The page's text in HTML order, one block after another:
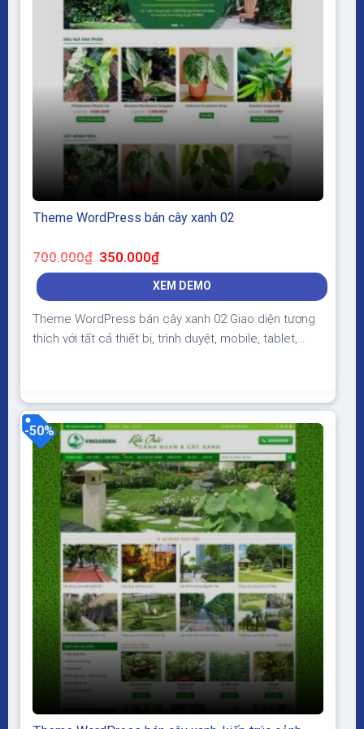
Theme WordPress bán cây xanh 02
700.000₫ Giá
gốc
là:
350.000₫Giá
tại
là:
XEM DEMO
Theme WordPress bán cây xanh 02 Giao diện tương
thích với tất cả thiết bị, trình duyệt, mobile, tablet,
Theme sạch hoàn toàn 100% không virus,...
-50%